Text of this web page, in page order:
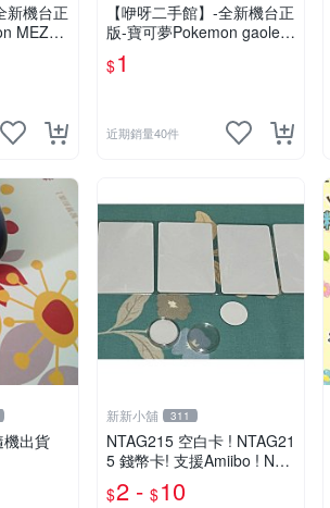
新機台正
MEZAS
- 混各
2.3.4星
【咿呀二手館】-全新機台正
版-寶可夢Pokemon gaole-
混各彈寶可夢卡匣- 四星隨
機款、4星不挑款、隨機出
$1
近期銷量40件
出貨
新新小舖 311
NTAG215 空白卡 ! NTAG21
5 錢幣卡! 支援Amiibo ! NFC
卡 ! 全新未使用 !
$2 - $10